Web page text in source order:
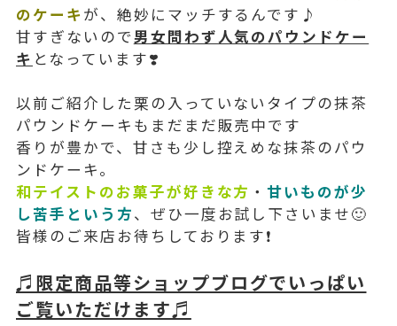
のケーキが、絶妙にマッチするんです♪
甘すぎないので男女問わず人気のパウンドケー
キ となっています❣️
以前ご紹介した栗の入っていないタイプの抹茶
パウンドケーキもまだまだ販売中です
香りが豊かで、甘さも少し控えめな抹茶のパウ
ンドケーキ。
和テイストのお菓子が好きな方 ・甘いものが少
し苦手という方、ぜひ一度お試し下さいませ🙂
皆様のご来店お待ちしております❗️
♬限定商品等ショップブログでいっぱい
ご覧いただけます♬